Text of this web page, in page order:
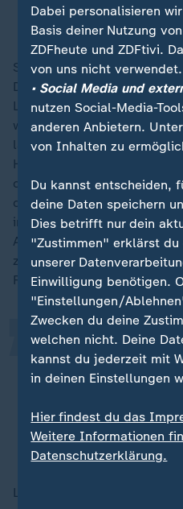
Ricarda Lang (Grüne),
Sie kritisiert, dass Politik
Denken in anstehenden
Landtags- über Europa- bis
wodurch oft nur kurzfristig
langfristige
Hintergrund rückten. Sie
dieKlimakrise, hohe Mieten
der Eltern abhängiger
individuellen Schicksale,
Aufgaben seien. Die
zuletzt oft nur noch den
Fortschritt zu gestalten:
Wir müssen
kommen und
mehr für eine
kämpfen.
„
Ricarda Lang, Mitglied des
Lang fordert eine
Dabei personalisieren
Basis deiner Nutzung
ZDFheute und ZDFtivi.
von uns nicht verwendet.
• Social Media und
nutzen Social-Media-
anderen Anbietern.
von Inhalten zu
Du kannst entscheiden,
deine Daten speichern
Dies betrifft nur dein
"Zustimmen" erklärst du
unserer
Einwilligung benötigen.
"Einstellungen/
Zwecken du deine
welchen nicht. Deine
kannst du jederzeit mit
in deinen Einstellungen
Hier findest du das
Weitere Informationen
Datenschutzerklärung.